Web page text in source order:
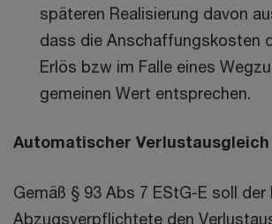
späteren Realisierung davon
dass die Anschaffungskosten
Erlös bzw im Falle eines
gemeinen Wert entsprechen.
Automatischer Verlustausgleich
Gemäß § 93 Abs 7 EStG-E soll der
Abzugsverpflichtete den